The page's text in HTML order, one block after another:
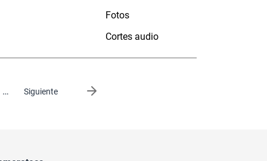
Fotos
Cortes audio
… Siguiente
página